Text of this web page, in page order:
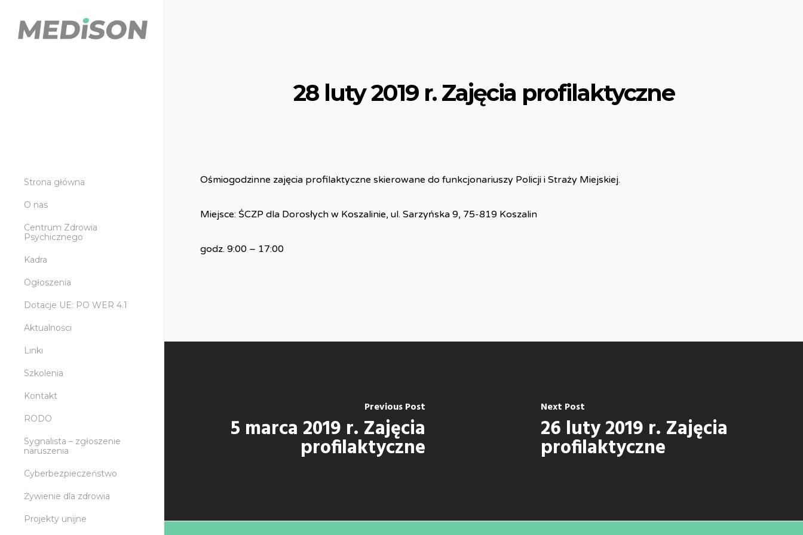
Strona główna
O nas
Centrum Zdrowia
Psychicznego
Kadra
Ogłoszenia
Dotacje UE: PO WER 4.1
Aktualności
Linki
Szkolenia
Kontakt
RODO
Sygnalista – zgłoszenie
naruszenia
Cyberbezpieczeństwo
Żywienie dla zdrowia
Projekty unijne
28 luty 2019 r. Zajęcia profilaktyczne
Ośmiogodzinne zajęcia profilaktyczne skierowane do funkcjonariuszy Policji i Straży Miejskiej.
Miejsce: ŚCZP dla Dorosłych w Koszalinie, ul. Sarzyńska 9, 75-819 Koszalin
godz. 9:00 – 17:00
Previous Post
5 marca 2019 r. Zajęcia
profilaktyczne
Next Post
26 luty 2019 r. Zajęcia
profilaktyczne